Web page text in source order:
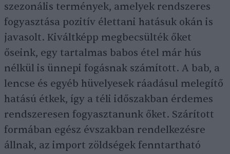
szezonális termények, amelyek rendszeres
fogyasztása pozitív élettani hatásuk okán is
javasolt. Kiváltképp megbecsülték őket
őseink, egy tartalmas babos étel már hús
nélkül is ünnepi fogásnak számított. A bab, a
lencse és egyéb hüvelyesek ráadásul melegítő
hatású étkek, így a téli időszakban érdemes
rendszeresen fogyasztanunk őket. Szárított
formában egész évszakban rendelkezésre
állnak, az import zöldségek fenntartható